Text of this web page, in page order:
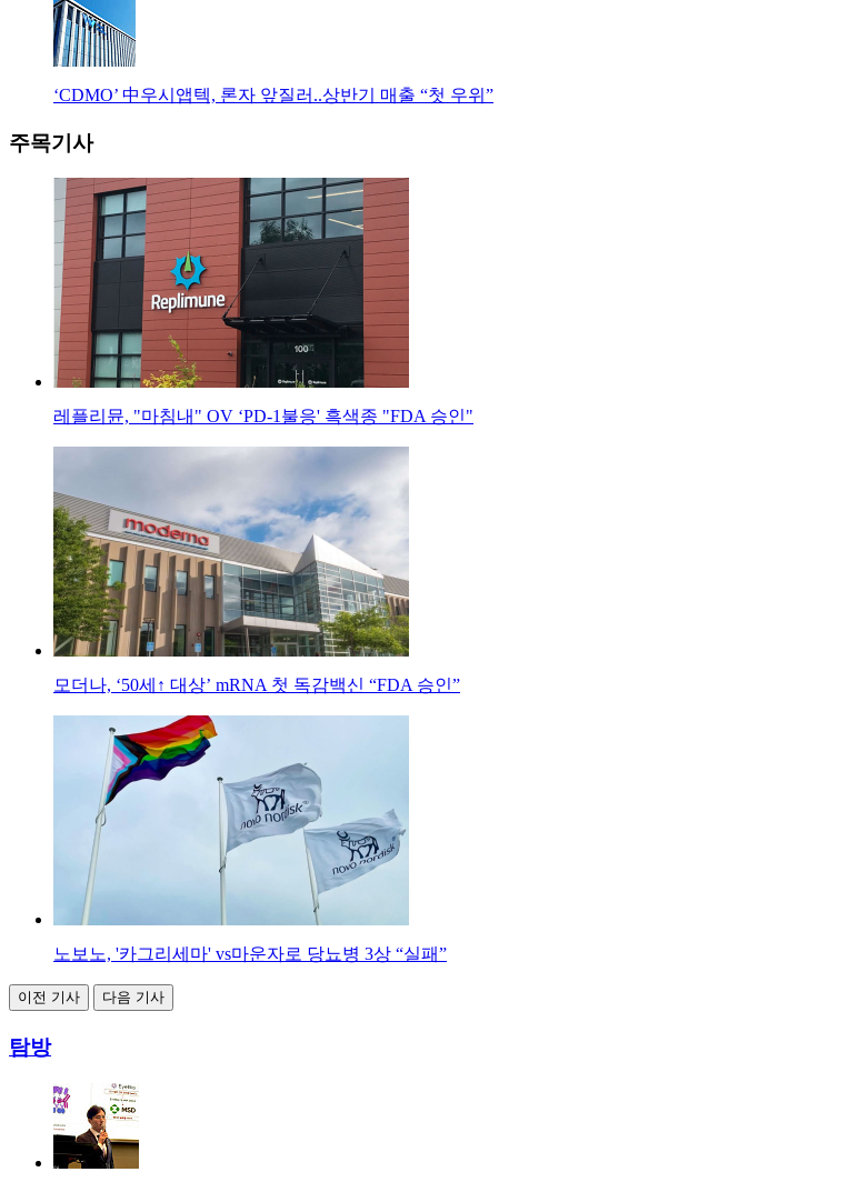
‘CDMO’ 中우시앱텍, 론자 앞질러..상반기 매출 “첫 우위”
주목기사
레플리뮨, "마침내" OV ‘PD-1불응' 흑색종 "FDA 승인"
모더나, ‘50세↑ 대상’ mRNA 첫 독감백신 “FDA 승인”
노보노, '카그리세마' vs마운자로 당뇨병 3상 “실패”
이전 기사 다음 기사
탐방